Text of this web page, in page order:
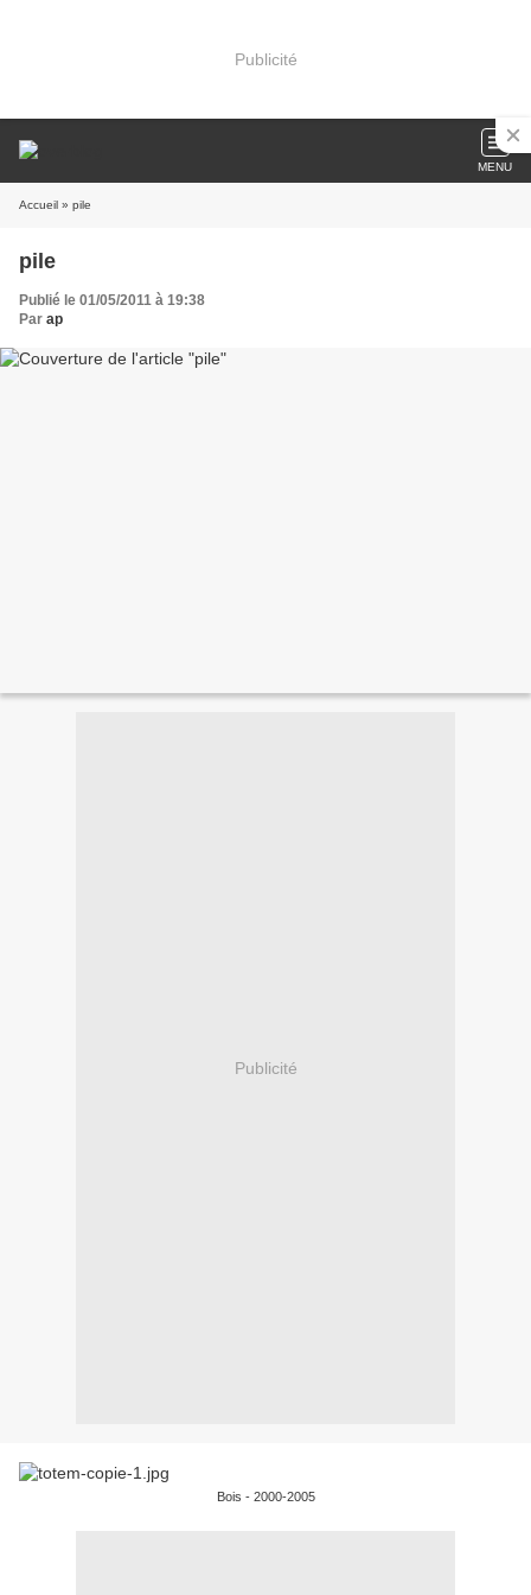
Publicité
MENU
Accueil » pile
pile
Publié le 01/05/2011 à 19:38
Par ap
Publicité
Bois - 2000-2005